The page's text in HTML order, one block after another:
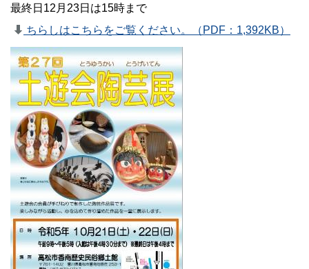
最終日12月23日は15時まで
ちらしはこちらをご覧ください。（PDF：1,392KB）